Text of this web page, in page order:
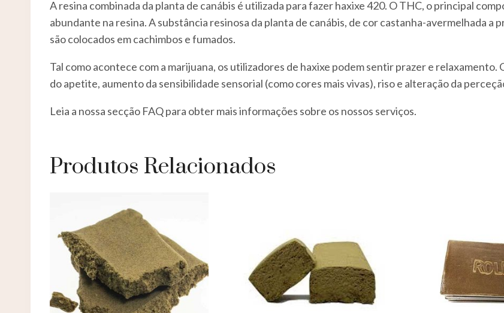
A resina combinada da planta de canábis é utilizada para fazer haxixe 420. O THC, o principal
abundante na resina. A substância resinosa da planta de canábis, de cor castanha-avermelhada a
são colocados em cachimbos e fumados.
Tal como acontece com a marijuana, os utilizadores de haxixe podem sentir prazer e
do apetite, aumento da sensibilidade sensorial (como cores mais vivas), riso e alteração da
Leia a nossa secção FAQ para obter mais informações sobre os nossos serviços.
Produtos Relacionados